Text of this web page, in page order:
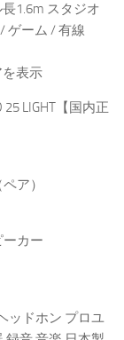
1.6m スタジオ
ゲーム / 有線
を表示
LIGHT【国内正
ア）
ーカー
ッドホン プロユ